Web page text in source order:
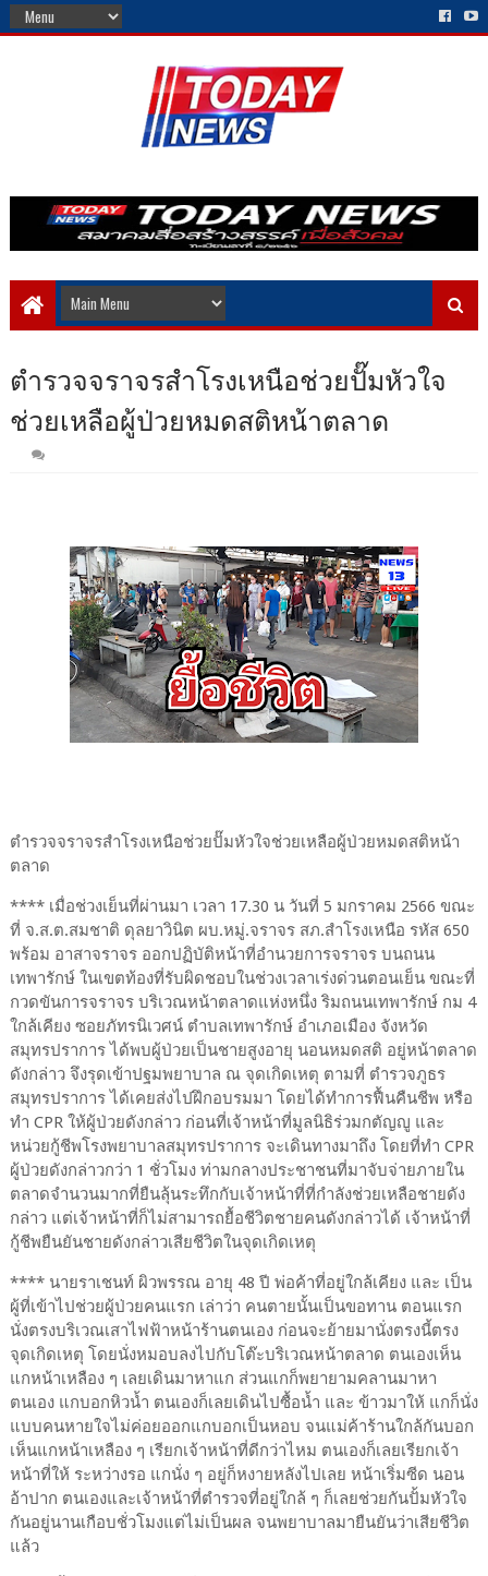
ตำรวจจราจรสำโรงเหนือช่วยปั๊มหัวใจ
ช่วยเหลือผู้ป่วยหมดสติหน้าตลาด
ตำรวจจราจรสำโรงเหนือช่วยปั๊มหัวใจช่วยเหลือผู้ป่วยหมดสติหน้า
ตลาด
**** เมื่อช่วงเย็นที่ผ่านมา เวลา 17.30 น วันที่ 5 มกราคม 2566 ขณะ
ที่ จ.ส.ต.สมชาติ ดุลยาวินิต ผบ.หมู่.จราจร สภ.สำโรงเหนือ รหัส 650
พร้อม อาสาจราจร ออกปฏิบัติหน้าที่อำนวยการจราจร บนถนน
เทพารักษ์ ในเขตท้องที่รับผิดชอบในช่วงเวลาเร่งด่วนตอนเย็น ขณะที่
กวดขันการจราจร บริเวณหน้าตลาดแห่งหนึ่ง ริมถนนเทพารักษ์ กม 4
ใกล้เคียง ซอยภัทรนิเวศน์ ตำบลเทพารักษ์ อำเภอเมือง จังหวัด
สมุทรปราการ ได้พบผู้ป่วยเป็นชายสูงอายุ นอนหมดสติ อยู่หน้าตลาด
ดังกล่าว จึงรุดเข้าปฐมพยาบาล ณ จุดเกิดเหตุ ตามที่ ตำรวจภูธร
สมุทรปราการ ได้เคยส่งไปฝึกอบรมมา โดยได้ทำการฟื้นคืนชีพ หรือ
ทำ CPR ให้ผู้ป่วยดังกล่าว ก่อนที่เจ้าหน้าที่มูลนิธิร่วมกตัญญู และ
หน่วยกู้ชีพโรงพยาบาลสมุทรปราการ จะเดินทางมาถึง โดยที่ทำ CPR
ผู้ป่วยดังกล่าวกว่า 1 ชั่วโมง ท่ามกลางประชาชนที่มาจับจ่ายภายใน
ตลาดจำนวนมากที่ยืนลุ้นระทึกกับเจ้าหน้าที่ที่กำลังช่วยเหลือชายดัง
กล่าว แต่เจ้าหน้าที่ก็ไม่สามารถยื้อชีวิตชายคนดังกล่าวได้ เจ้าหน้าที่
กู้ชีพยืนยันชายดังกล่าวเสียชีวิตในจุดเกิดเหตุ
**** นายราเชนท์ ผิวพรรณ อายุ 48 ปี พ่อค้าที่อยู่ใกล้เคียง และ เป็น
ผู้ที่เข้าไปช่วยผู้ป่วยคนแรก เล่าว่า คนตายนั้นเป็นขอทาน ตอนแรก
นั่งตรงบริเวณเสาไฟฟ้าหน้าร้านตนเอง ก่อนจะย้ายมานั่งตรงนี้ตรง
จุดเกิดเหตุ โดยนั่งหมอบลงไปกับโต๊ะบริเวณหน้าตลาด ตนเองเห็น
แกหน้าเหลือง ๆ เลยเดินมาหาแก ส่วนแกก็พยายามคลานมาหา
ตนเอง แกบอกหิวน้ำ ตนเองก็เลยเดินไปซื้อน้ำ และ ข้าวมาให้ แกก็นั่ง
แบบคนหายใจไม่ค่อยออกแกบอกเป็นหอบ จนแม่ค้าร้านใกล้กันบอก
เห็นแกหน้าเหลือง ๆ เรียกเจ้าหน้าที่ดีกว่าไหม ตนเองก็เลยเรียกเจ้า
หน้าที่ให้ ระหว่างรอ แกนั่ง ๆ อยู่ก็หงายหลังไปเลย หน้าเริ่มซีด นอน
อ้าปาก ตนเองและเจ้าหน้าที่ตำรวจที่อยู่ใกล้ ๆ ก็เลยช่วยกันปั้มหัวใจ
กันอยู่นานเกือบชั่วโมงแต่ไม่เป็นผล จนพยาบาลมายืนยันว่าเสียชีวิต
แล้ว